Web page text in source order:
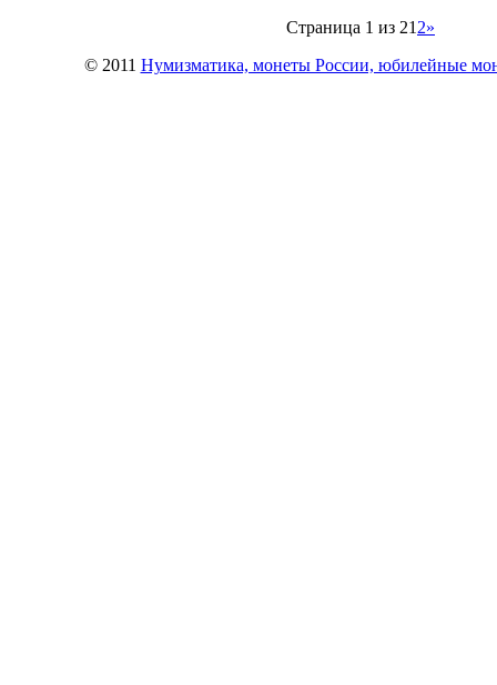
Страница 1 из 21 2»
© 2011 Нумизматика, монеты России, юбилейные